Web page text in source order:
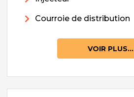
Courroie de distribution
VOIR PLUS...